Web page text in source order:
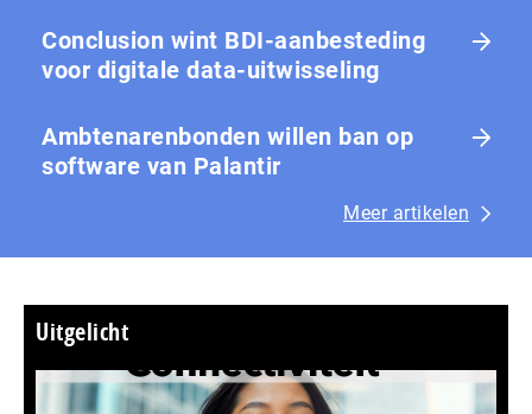
Conclusion wint BDI-aanbesteding
voor digitale data-uitwisseling
Ambtenarenbonden willen ban op
software van Palantir
Meer artikelen
Uitgelicht